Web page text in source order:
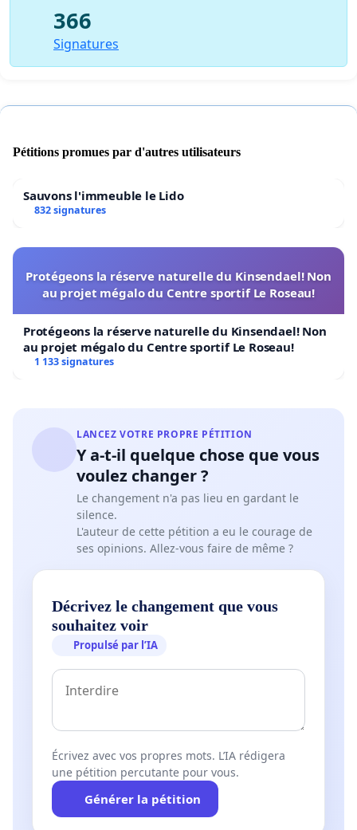
366
Signatures
Pétitions promues par d'autres utilisateurs
Sauvons l'immeuble le Lido
832 signatures
Protégeons la réserve naturelle du Kinsendael! Non
au projet mégalo du Centre sportif Le Roseau!
Protégeons la réserve naturelle du Kinsendael! Non
au projet mégalo du Centre sportif Le Roseau!
1 133 signatures
LANCEZ VOTRE PROPRE PÉTITION
Y a-t-il quelque chose que vous
voulez changer ?
Le changement n'a pas lieu en gardant le
silence.
L'auteur de cette pétition a eu le courage de
ses opinions. Allez-vous faire de même ?
Décrivez le changement que vous
souhaitez voir
Propulsé par l’IA
Écrivez avec vos propres mots. L’IA rédigera
une pétition percutante pour vous.
Générer la pétition